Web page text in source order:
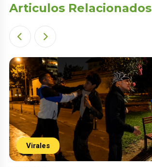
Articulos Relacionados
Virales